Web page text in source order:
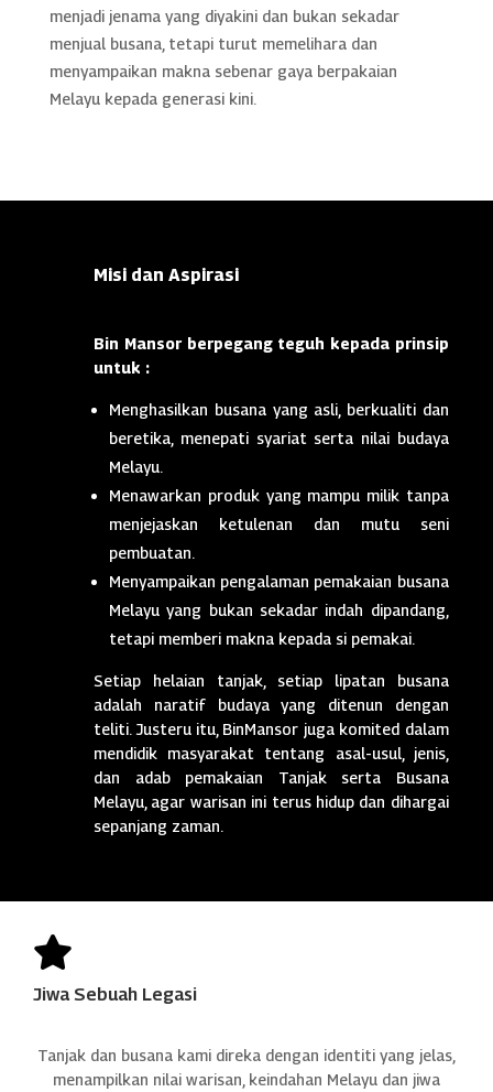
menjadi jenama yang diyakini dan bukan sekadar
menjual busana, tetapi turut memelihara dan
menyampaikan makna sebenar gaya berpakaian
Melayu kepada generasi kini.
Misi dan Aspirasi
Bin Mansor berpegang teguh kepada prinsip
untuk :
Menghasilkan busana yang asli, berkualiti dan
beretika, menepati syariat serta nilai budaya
Melayu.
Menawarkan produk yang mampu milik tanpa
menjejaskan ketulenan dan mutu seni
pembuatan.
Menyampaikan pengalaman pemakaian busana
Melayu yang bukan sekadar indah dipandang,
tetapi memberi makna kepada si pemakai.
Setiap helaian tanjak, setiap lipatan busana
adalah naratif budaya yang ditenun dengan
teliti. Justeru itu, BinMansor juga komited dalam
mendidik masyarakat tentang asal-usul, jenis,
dan adab pemakaian Tanjak serta Busana
Melayu, agar warisan ini terus hidup dan dihargai
sepanjang zaman.

Jiwa Sebuah Legasi
Tanjak dan busana kami direka dengan identiti yang jelas,
menampilkan nilai warisan, keindahan Melayu dan jiwa